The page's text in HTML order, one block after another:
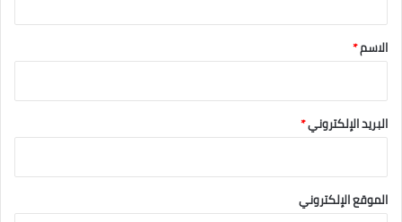
*
الاسم*
البريد الإلكتروني*
الموقع الإلكتروني